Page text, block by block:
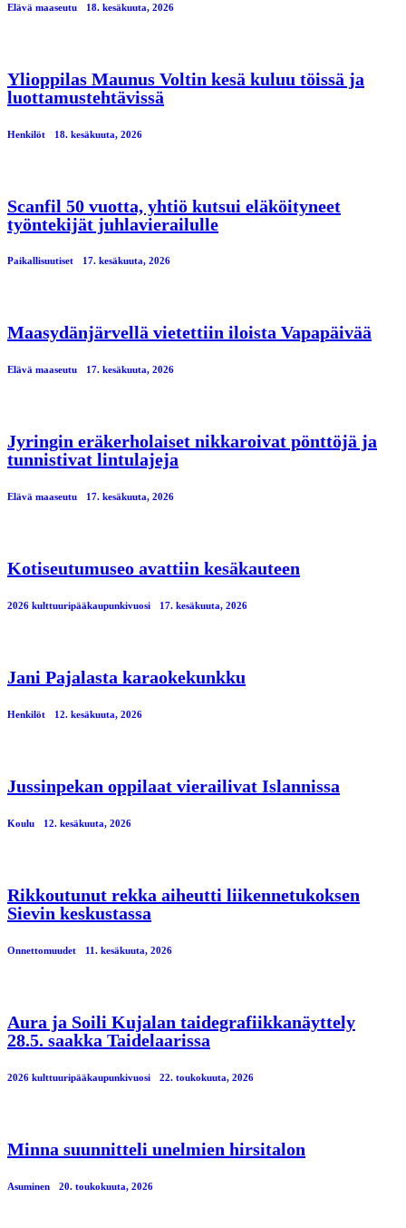
Elävä maaseutu 18. kesäkuuta, 2026
Ylioppilas Maunus Voltin kesä kuluu töissä ja
luottamustehtävissä
Henkilöt 18. kesäkuuta, 2026
Scanfil 50 vuotta, yhtiö kutsui eläköityneet
työntekijät juhlavierailulle
Paikallisuutiset 17. kesäkuuta, 2026
Maasydänjärvellä vietettiin iloista Vapapäivää
Elävä maaseutu 17. kesäkuuta, 2026
Jyringin eräkerholaiset nikkaroivat pönttöjä ja
tunnistivat lintulajeja
Elävä maaseutu 17. kesäkuuta, 2026
Kotiseutumuseo avattiin kesäkauteen
2026 kulttuuripääkaupunkivuosi 17. kesäkuuta, 2026
Jani Pajalasta karaokekunkku
Henkilöt 12. kesäkuuta, 2026
Jussinpekan oppilaat vierailivat Islannissa
Koulu 12. kesäkuuta, 2026
Rikkoutunut rekka aiheutti liikennetukoksen
Sievin keskustassa
Onnettomuudet 11. kesäkuuta, 2026
Aura ja Soili Kujalan taidegrafiikkanäyttely
28.5. saakka Taidelaarissa
2026 kulttuuripääkaupunkivuosi 22. toukokuuta, 2026
Minna suunnitteli unelmien hirsitalon
Asuminen 20. toukokuuta, 2026